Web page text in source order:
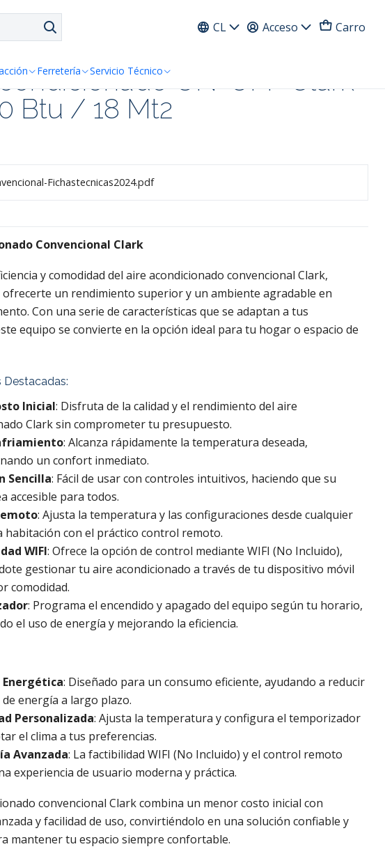
CL Acceso Carro
Ferretería Servicio Técnico
ON-OFF Clark
Btu / 18 Mt2
Fichastecnicas2024.pdf
Convencional Clark
y comodidad del aire acondicionado convencional Clark,
ofrecerte un rendimiento superior y un ambiente agradable en
Con una serie de características que se adaptan a tus
equipo se convierte en la opción ideal para tu hogar o espacio de
Destacadas:
Inicial: Disfruta de la calidad y el rendimiento del aire
Clark sin comprometer tu presupuesto.
: Alcanza rápidamente la temperatura deseada,
un confort inmediato.
Sencilla: Fácil de usar con controles intuitivos, haciendo que su
accesible para todos.
: Ajusta la temperatura y las configuraciones desde cualquier
habitación con el práctico control remoto.
WIFI: Ofrece la opción de control mediante WIFI (No Incluido),
gestionar tu aire acondicionado a través de tu dispositivo móvil
comodidad.
: Programa el encendido y apagado del equipo según tu horario,
el uso de energía y mejorando la eficiencia.
Energética: Diseñado para un consumo eficiente, ayudando a reducir
energía a largo plazo.
Personalizada: Ajusta la temperatura y configura el temporizador
el clima a tus preferencias.
Avanzada: La factibilidad WIFI (No Incluido) y el control remoto
experiencia de usuario moderna y práctica.
convencional Clark combina un menor costo inicial con
y facilidad de uso, convirtiéndolo en una solución confiable y
mantener tu espacio siempre confortable.